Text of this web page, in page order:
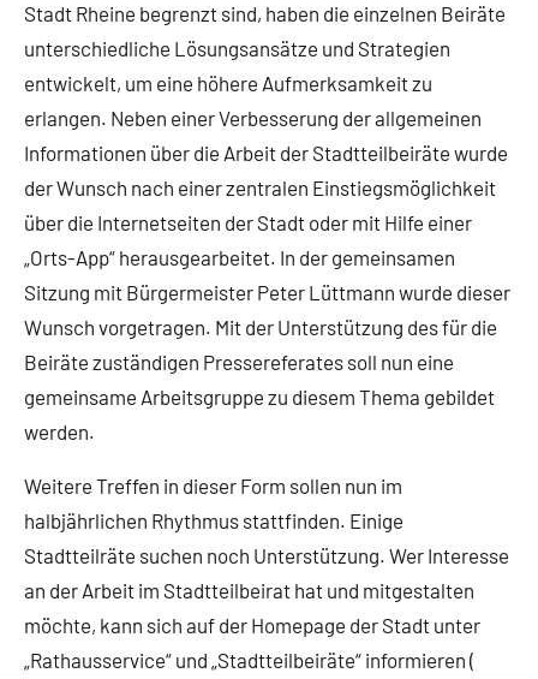
Stadt Rheine begrenzt sind, haben die einzelnen Beiräte
unterschiedliche Lösungsansätze und Strategien
entwickelt, um eine höhere Aufmerksamkeit zu
erlangen. Neben einer Verbesserung der allgemeinen
Informationen über die Arbeit der Stadtteilbeiräte wurde
der Wunsch nach einer zentralen Einstiegsmöglichkeit
über die Internetseiten der Stadt oder mit Hilfe einer
„Orts-App“ herausgearbeitet. In der gemeinsamen
Sitzung mit Bürgermeister Peter Lüttmann wurde dieser
Wunsch vorgetragen. Mit der Unterstützung des für die
Beiräte zuständigen Pressereferates soll nun eine
gemeinsame Arbeitsgruppe zu diesem Thema gebildet
werden.
Weitere Treffen in dieser Form sollen nun im
halbjährlichen Rhythmus stattfinden. Einige
Stadtteilräte suchen noch Unterstützung. Wer Interesse
an der Arbeit im Stadtteilbeirat hat und mitgestalten
möchte, kann sich auf der Homepage der Stadt unter
„Rathausservice“ und „Stadtteilbeiräte“ informieren (